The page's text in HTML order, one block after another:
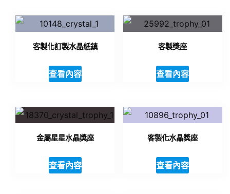
客製化訂製水晶紙鎮
查看內容
客製獎座
查看內容
金屬星星水晶獎座
查看內容
客製化水晶獎座
查看內容